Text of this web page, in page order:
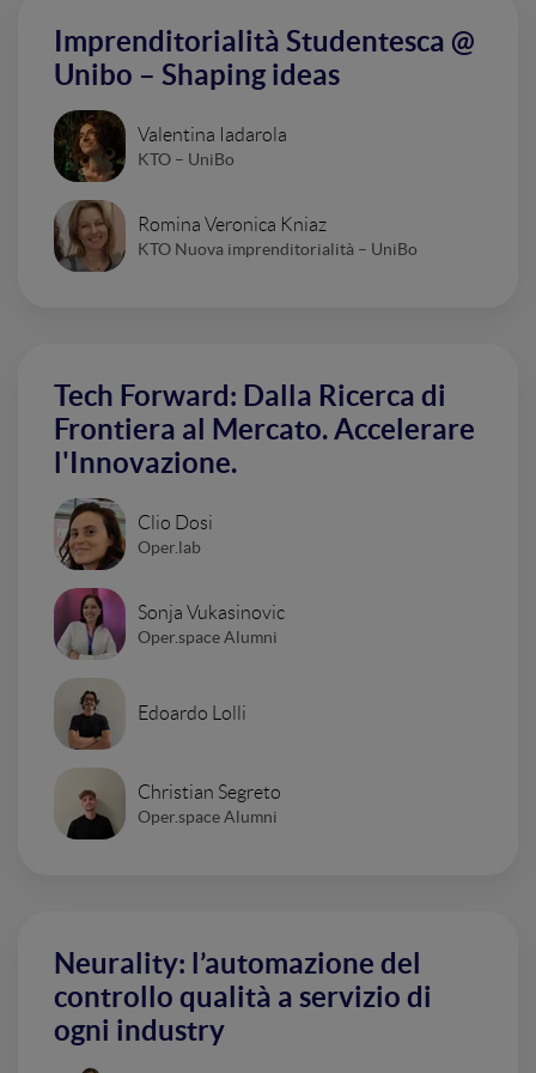
Imprenditorialità Studentesca @
Unibo – Shaping ideas
Valentina Iadarola
KTO – UniBo
Romina Veronica Kniaz
KTO Nuova imprenditorialità – UniBo
Tech Forward: Dalla Ricerca di
Frontiera al Mercato. Accelerare
l'Innovazione.
Clio Dosi
Oper.lab
Sonja Vukasinovic
Oper.space Alumni
Edoardo Lolli
Christian Segreto
Oper.space Alumni
Neurality: l’automazione del
controllo qualità a servizio di
ogni industry